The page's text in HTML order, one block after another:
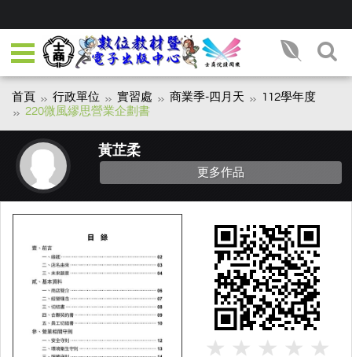
首頁 行政單位 實習處 商業季-四月天
112學年度
220微風繆思營業企劃書
黃芷柔
更多作品